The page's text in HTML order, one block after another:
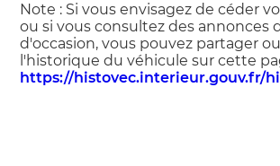
Note : Si vous envisagez de céder
ou si vous consultez des annonces
d'occasion, vous pouvez partager
l'historique du véhicule sur cette
https://histovec.interieur.gouv.fr/